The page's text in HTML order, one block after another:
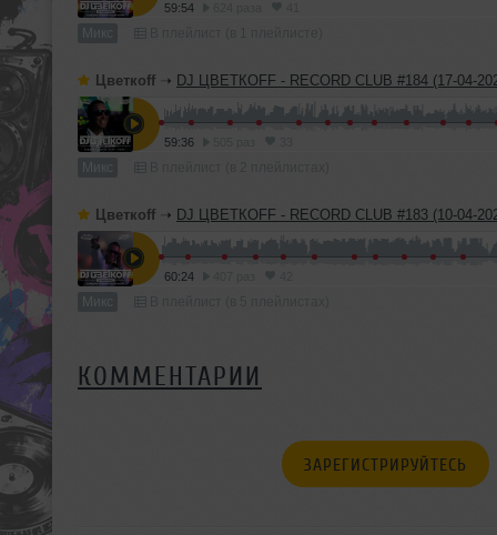
59:54
Микс
Цветкоff ➝ DJ ЦВЕТКОFF - RECORD CLUB #184 (17-04-
59:36
Микс
Цветкоff ➝ DJ ЦВЕТКОFF - RECORD CLUB #183 (10-04-
60:24
Микс
КОММЕНТАРИИ
ЗАРЕГИСТРИРУЙТЕСЬ